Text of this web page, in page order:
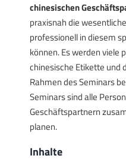
chinesischen
praxisnah die
professionell in diesem
können. Es werden viele
chinesische Etikette und
Rahmen des Seminars
Seminars sind alle
Geschäftspartnern
planen.
Inhalte